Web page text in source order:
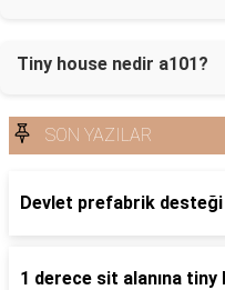
Tiny house nedir a101?
SON YAZILAR
Devlet prefabrik
1 derece sit alanına